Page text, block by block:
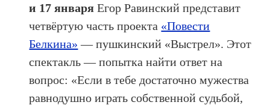
и 17 января Егор Равинский представит
четвёртую часть проекта «Повести
Белкина» — пушкинский «Выстрел». Этот
спектакль — попытка найти ответ на
вопрос: «Если в тебе достаточно мужества
равнодушно играть собственной судьбой,